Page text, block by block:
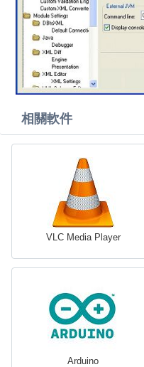
相關軟件
VLC Media Player
Arduino